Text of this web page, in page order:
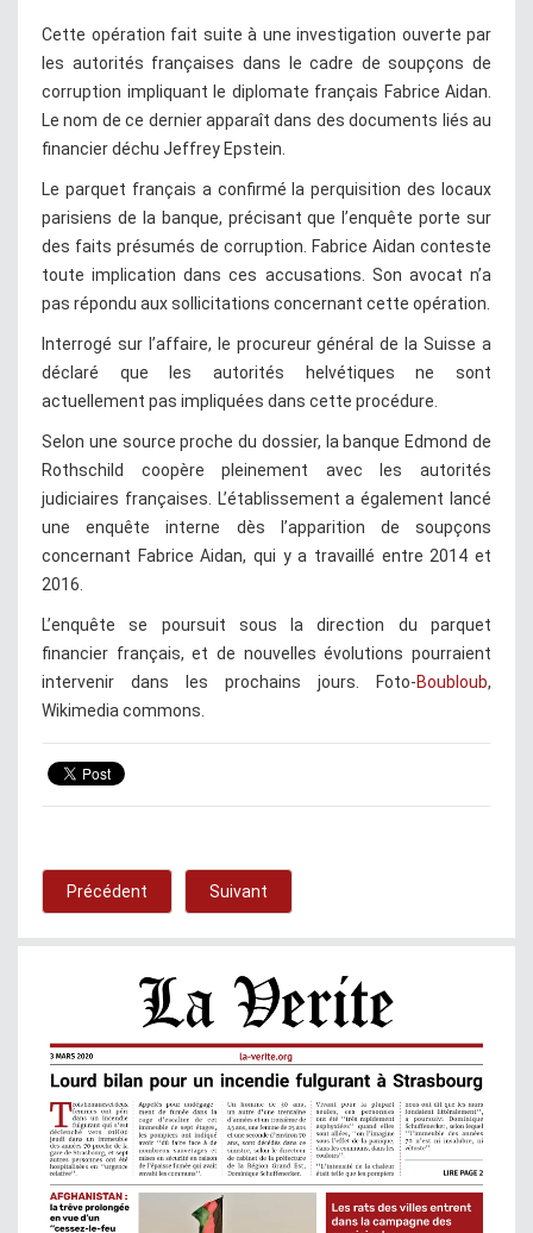
Cette opération fait suite à une investigation ouverte par
les autorités françaises dans le cadre de soupçons de
corruption impliquant le diplomate français Fabrice Aidan.
Le nom de ce dernier apparaît dans des documents liés au
financier déchu Jeffrey Epstein.
Le parquet français a confirmé la perquisition des locaux
parisiens de la banque, précisant que l’enquête porte sur
des faits présumés de corruption. Fabrice Aidan conteste
toute implication dans ces accusations. Son avocat n’a
pas répondu aux sollicitations concernant cette opération.
Interrogé sur l’affaire, le procureur général de la Suisse a
déclaré que les autorités helvétiques ne sont
actuellement pas impliquées dans cette procédure.
Selon une source proche du dossier, la banque Edmond de
Rothschild coopère pleinement avec les autorités
judiciaires françaises. L’établissement a également lancé
une enquête interne dès l’apparition de soupçons
concernant Fabrice Aidan, qui y a travaillé entre 2014 et
2016.
L’enquête se poursuit sous la direction du parquet
financier français, et de nouvelles évolutions pourraient
intervenir dans les prochains jours. Foto-Boubloub,
Wikimedia commons.
Précédent Suivant